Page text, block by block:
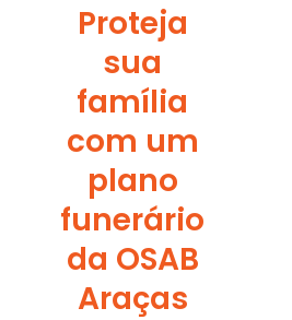
Proteja
sua
família
com um
plano
funerário
da OSAB
Araças